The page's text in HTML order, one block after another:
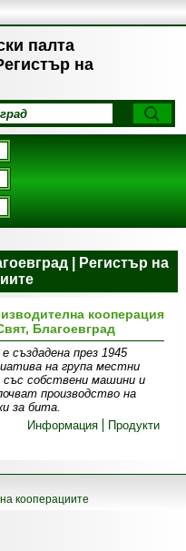
палта
на
| Регистър на
кооперация
Благоевград
създадена през 1945
на група местни
собствени машини и
производство на
за бита.
Информация
Продукти
кооперациите